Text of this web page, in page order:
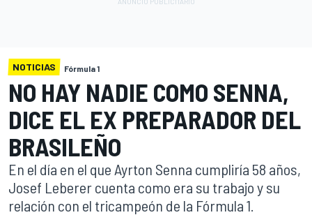
NOTICIAS Fórmula 1
NO HAY NADIE COMO SENNA,
DICE EL EX PREPARADOR DEL
BRASILEÑO
En el día en el que Ayrton Senna cumpliría 58 años,
Josef Leberer cuenta como era su trabajo y su
relación con el tricampeón de la Fórmula 1.